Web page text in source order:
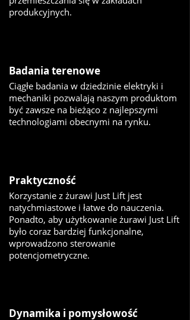
produkcyjnych.
Badania terenowe
Ciągłe badania w dziedzinie elektryki i
mechaniki pozwalają naszym produktom
być zawsze na bieżąco z najlepszymi
technologiami obecnymi na rynku.
Praktyczność
Korzystanie z żurawi Just Lift jest
natychmiastowe i łatwe do nauczenia.
Ponadto, aby użytkowanie żurawi Just Lift
było coraz bardziej funkcjonalne,
wprowadzono sterowanie
potencjometryczne.
Dynamika i pomysłowość